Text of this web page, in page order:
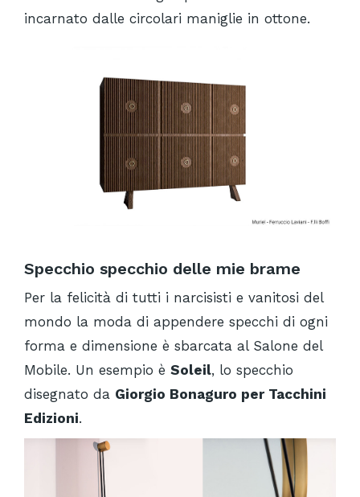
incarnato dalle circolari maniglie in ottone.
Specchio specchio delle mie brame
Per la felicità di tutti i narcisisti e vanitosi del
mondo la moda di appendere specchi di ogni
forma e dimensione è sbarcata al Salone del
Mobile. Un esempio è Soleil, lo specchio
disegnato da Giorgio Bonaguro per Tacchini
Edizioni.